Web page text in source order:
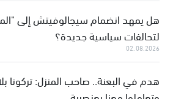
هل يمهد انضمام سيجالوفيتش إلى
لتحالفات سياسية جديدة؟
02.08.2026
هدم في البعنة.. صاحب المنزل: تركونا